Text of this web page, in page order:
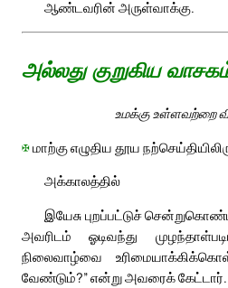
ஆண்டவரின் அருள்வாக்கு.
அல்லது குறுகிய
உமக்கு உள்ளவற்றை
✠மாற்கு எழுதிய தூய
அக்காலத்தில்
இயேசு புறப்பட்டுச்
அவரிடம் ஓடிவந்து
நிலைவாழ்வை
வேண்டும்?” என்று அவரைக் கேட்டார்.